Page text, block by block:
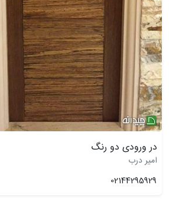
در ورودی دو رنگ
امیر درب
02144295929